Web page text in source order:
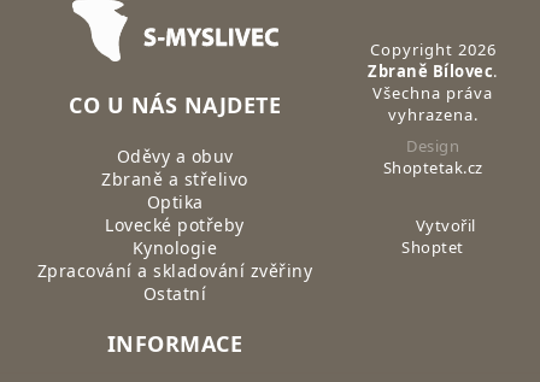
CO U NÁS NAJDETE
Oděvy a obuv
Zbraně a střelivo
Optika
Lovecké potřeby
Kynologie
Zpracování a skladování zvěřiny
Ostatní
INFORMACE
Copyright 2026
Zbraně Bílovec.
Všechna práva
vyhrazena.
Design
Shoptetak.cz
Vytvořil
Shoptet